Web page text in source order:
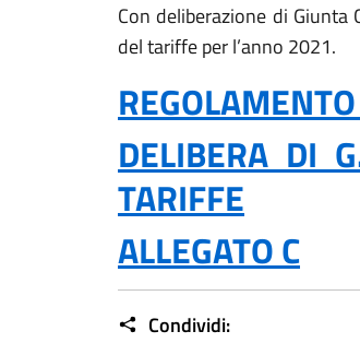
Con deliberazione di
del tariffe per l’anno 2021.
DELIBERA DI
TARIFFE
ALLEGATO C
Condividi: